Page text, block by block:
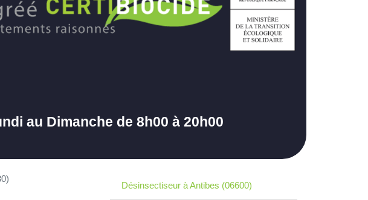
au Dimanche de 8h00 à 20h00
Désinsectiseur à Antibes (06600)